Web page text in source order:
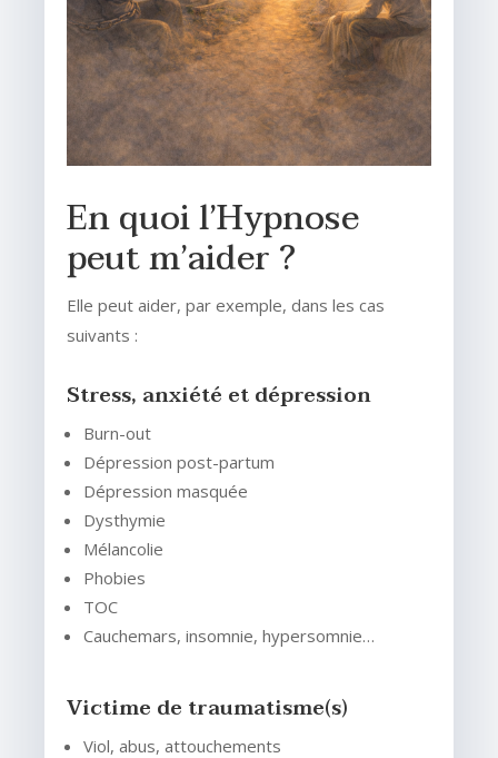
En quoi l’Hypnose
peut m’aider ?
Elle peut aider, par exemple, dans les cas
suivants :
Stress, anxiété et dépression
Burn-out
Dépression post-partum
Dépression masquée
Dysthymie
Mélancolie
Phobies
TOC
Cauchemars, insomnie, hypersomnie…
Victime de traumatisme(s)
Viol, abus, attouchements